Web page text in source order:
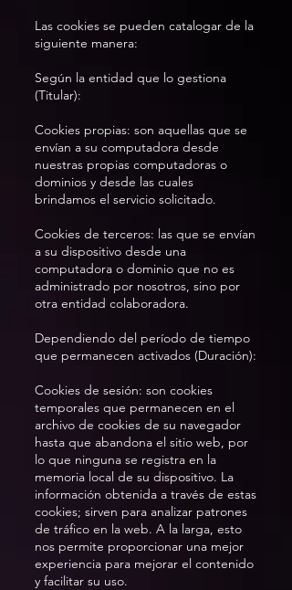
Las cookies se pueden catalogar de la
siguiente manera:
Según la entidad que lo gestiona
(Titular):
Cookies propias: son aquellas que se
envían a su computadora desde
nuestras propias computadoras o
dominios y desde las cuales
brindamos el servicio solicitado.
Cookies de terceros: las que se envían
a su dispositivo desde una
computadora o dominio que no es
administrado por nosotros, sino por
otra entidad colaboradora.
Dependiendo del período de tiempo
que permanecen activados (Duración):
Cookies de sesión: son cookies
temporales que permanecen en el
archivo de cookies de su navegador
hasta que abandona el sitio web, por
lo que ninguna se registra en la
memoria local de su dispositivo. La
información obtenida a través de estas
cookies; sirven para analizar patrones
de tráfico en la web. A la larga, esto
nos permite proporcionar una mejor
experiencia para mejorar el contenido
y facilitar su uso.